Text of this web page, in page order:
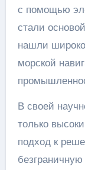
с помощью
стали
нашли
морской
В своей
только
подход к